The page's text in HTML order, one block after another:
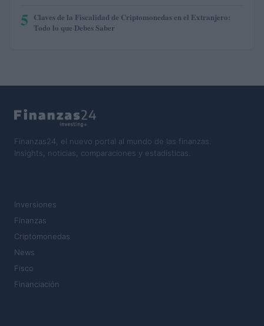
5 Claves de la Fiscalidad de Criptomonedas en el Extranjero:
Todo lo que Debes Saber
Finanzas24, el nuevo portal al mundo de las finanzas.
Insights, noticias, comparaciones y estadísticas.
Inversiones
Finanzas
Criptomonedas
News
Fisco
Financiación